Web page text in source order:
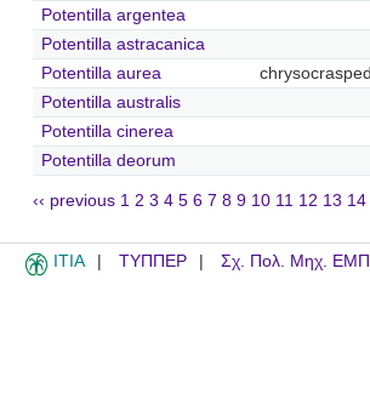
Potentilla argentea
Potentilla astracanica
Potentilla aurea
Potentilla australis
Potentilla cinerea
Potentilla deorum
‹‹ previous 1 2 3 4 5 6 7 8 9 10 11 12 13 14
ITIA ΤΥΠΠΕΡ Σχ. Πολ. Μηχ. ΕΜΠ